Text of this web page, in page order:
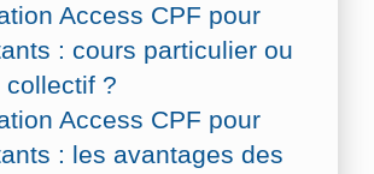
Access CPF pour
: cours particulier ou
collectif ?
Access CPF pour
: les avantages des